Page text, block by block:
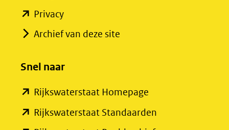
Privacy(opent
in
venster)
naar
een
andere
Archief van deze site
Snel naar
Rijkswaterstaat Homepage
in
Rijkswaterstaat Standaarden